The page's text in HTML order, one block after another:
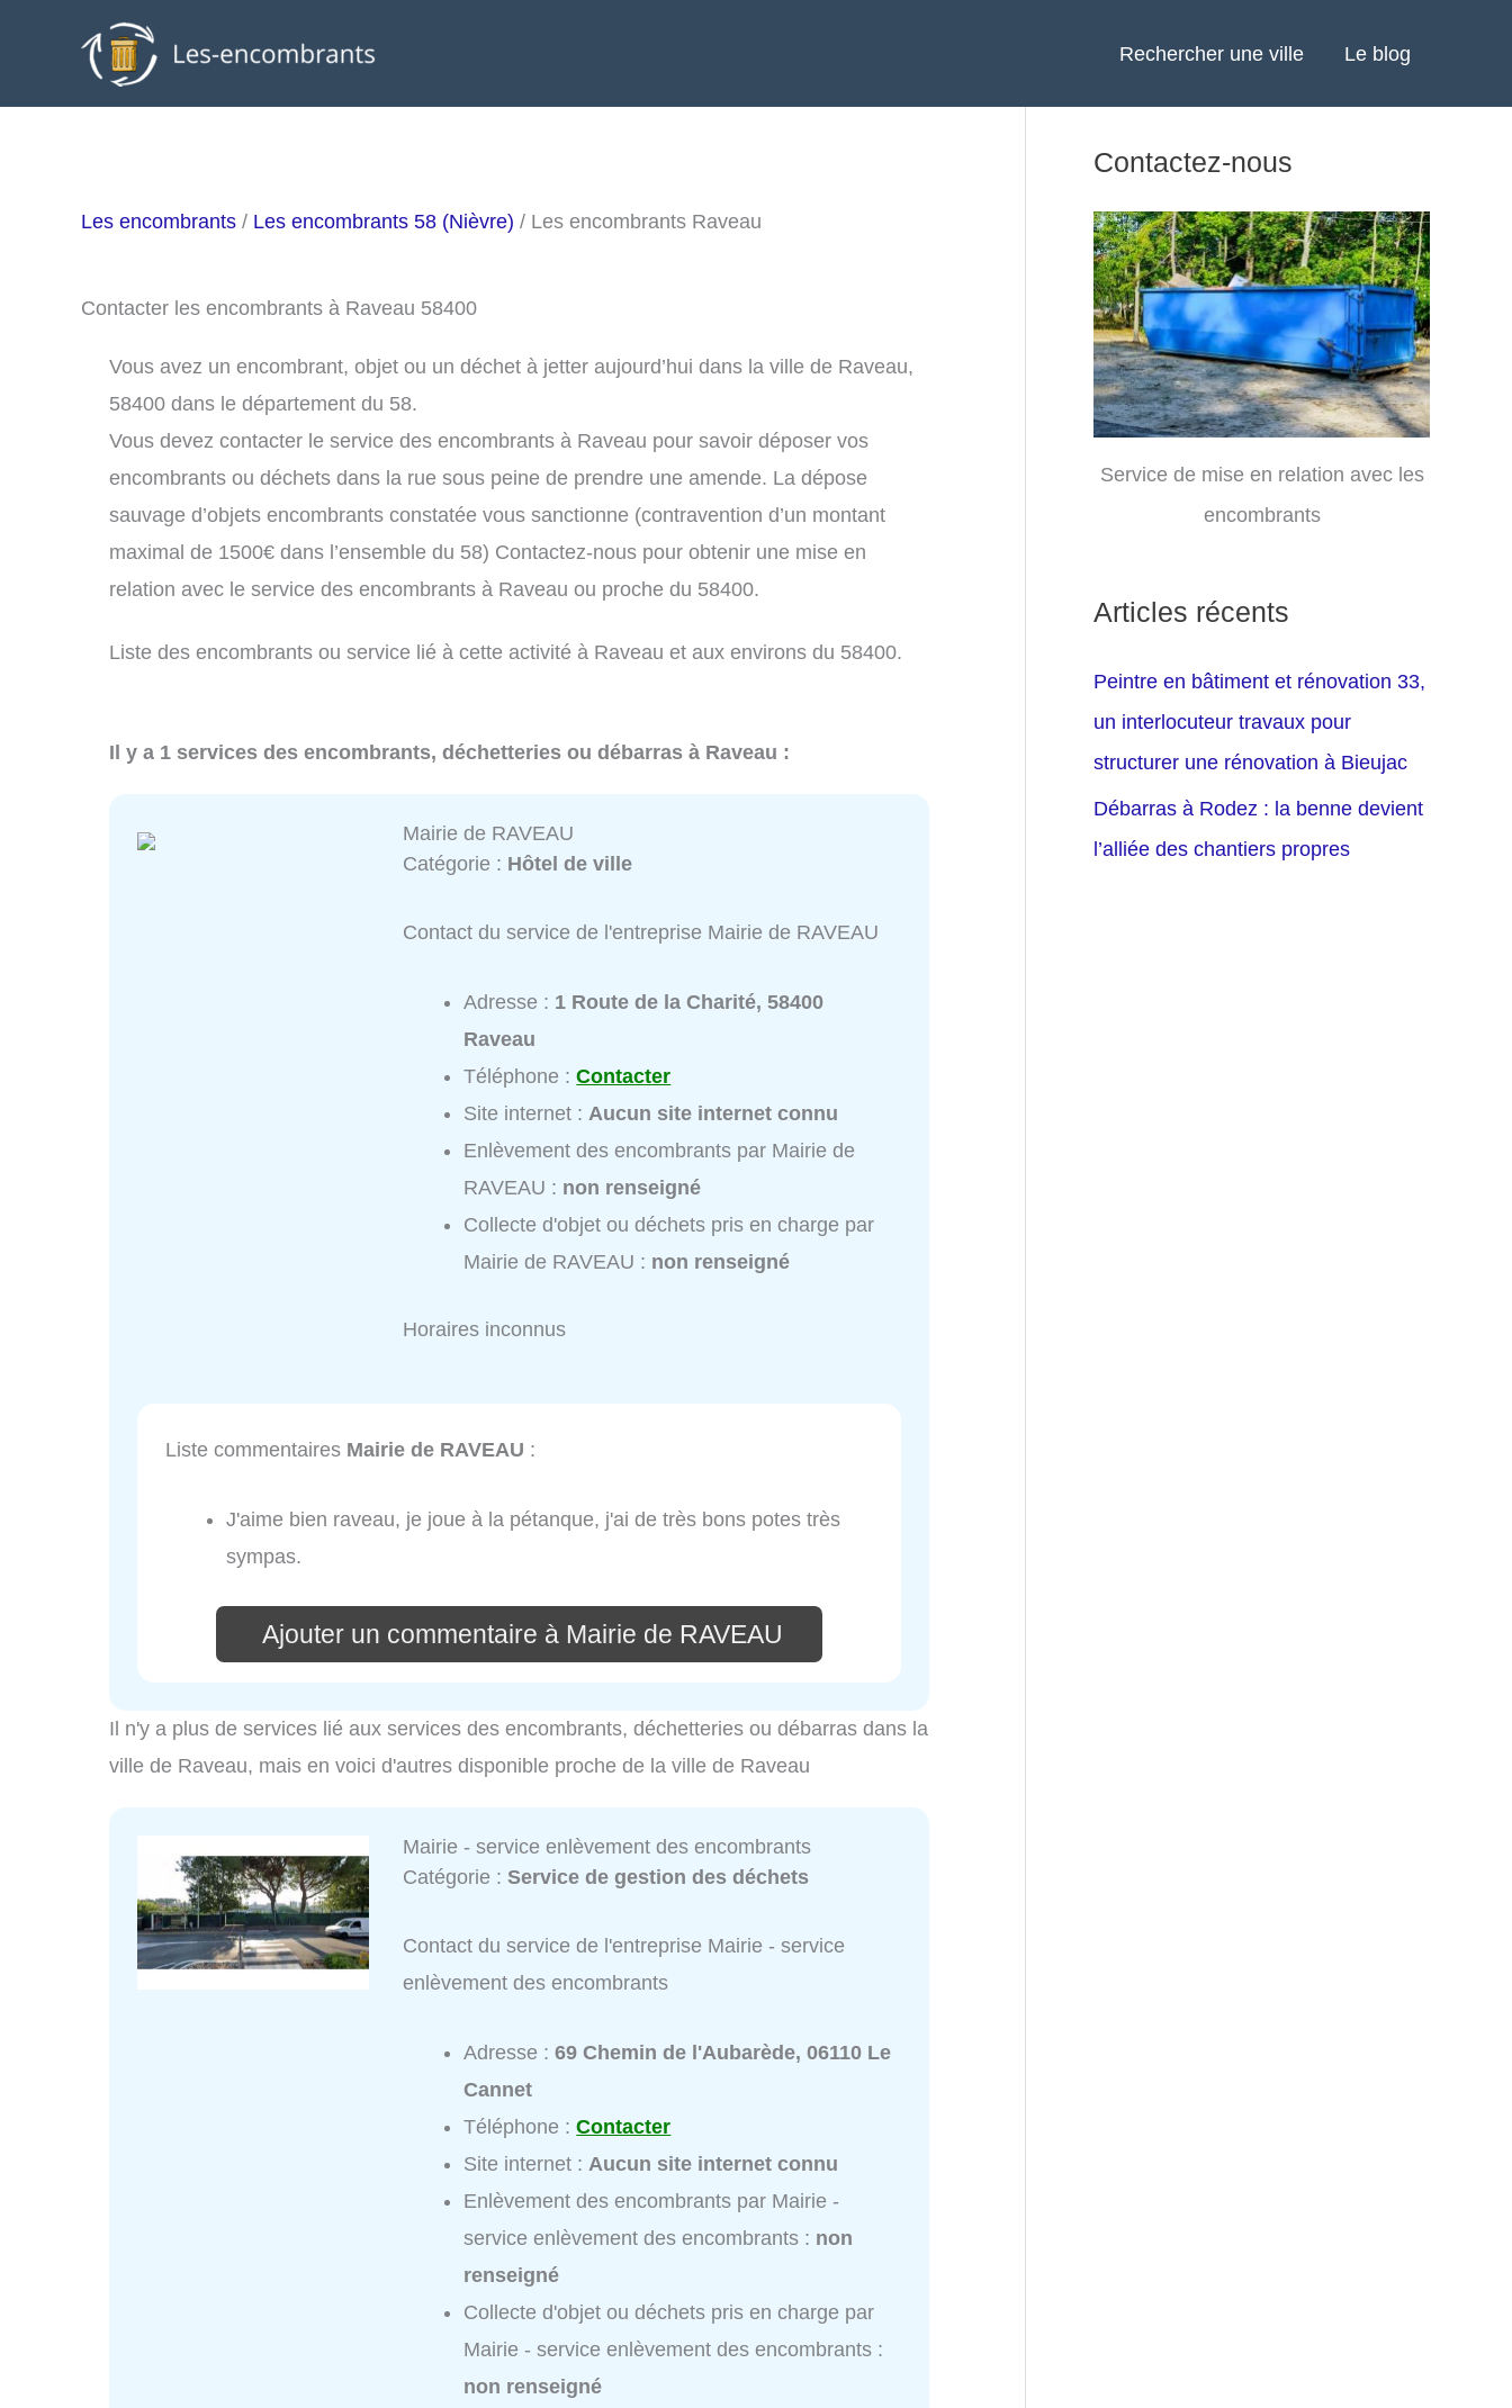
Rechercher une ville Le blog
Les encombrants / Les encombrants 58 (Nièvre) / Les encombrants Raveau
Contacter les encombrants à Raveau 58400
Vous avez un encombrant, objet ou un déchet à jetter aujourd’hui dans la ville de Raveau,
58400 dans le département du 58.
Vous devez contacter le service des encombrants à Raveau pour savoir déposer vos
encombrants ou déchets dans la rue sous peine de prendre une amende. La dépose
sauvage d’objets encombrants constatée vous sanctionne (contravention d’un montant
maximal de 1500€ dans l’ensemble du 58) Contactez-nous pour obtenir une mise en
relation avec le service des encombrants à Raveau ou proche du 58400.
Liste des encombrants ou service lié à cette activité à Raveau et aux environs du 58400.
Il y a 1 services des encombrants, déchetteries ou débarras à Raveau :
Mairie de RAVEAU
Catégorie : Hôtel de ville
Contact du service de l'entreprise Mairie de RAVEAU
Adresse : 1 Route de la Charité, 58400
Raveau
Téléphone :Contacter
Site internet :Aucun site internet connu
Enlèvement des encombrants par Mairie de
RAVEAU : non renseigné
Collecte d'objet ou déchets pris en charge par
Mairie de RAVEAU : non renseigné
Horaires inconnus
Liste commentaires Mairie de RAVEAU :
J'aime bien raveau, je joue à la pétanque, j'ai de très bons potes très
sympas.
Ajouter un commentaire à Mairie de RAVEAU
Il n'y a plus de services lié aux services des encombrants, déchetteries ou débarras dans la
ville de Raveau, mais en voici d'autres disponible proche de la ville de Raveau
Mairie - service enlèvement des encombrants
Catégorie :Service de gestion des déchets
Contact du service de l'entreprise Mairie - service
enlèvement des encombrants
Adresse :69 Chemin de l'Aubarède, 06110 Le
Cannet
Téléphone :Contacter
Site internet :Aucun site internet connu
Enlèvement des encombrants par Mairie -
service enlèvement des encombrants : non
renseigné
Collecte d'objet ou déchets pris en charge par
Mairie - service enlèvement des encombrants :
non renseigné
Contactez-nous
Service de mise en relation avec les
encombrants
Articles récents
Peintre en bâtiment et rénovation 33,
un interlocuteur travaux pour
structurer une rénovation à Bieujac
Débarras à Rodez : la benne devient
l’alliée des chantiers propres